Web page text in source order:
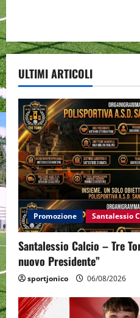
ULTIMI ARTICOLI
Promozione Santalessio
Santalessio Calcio – Tre
nuovo Presidente”
sportjonico 06/08/2026